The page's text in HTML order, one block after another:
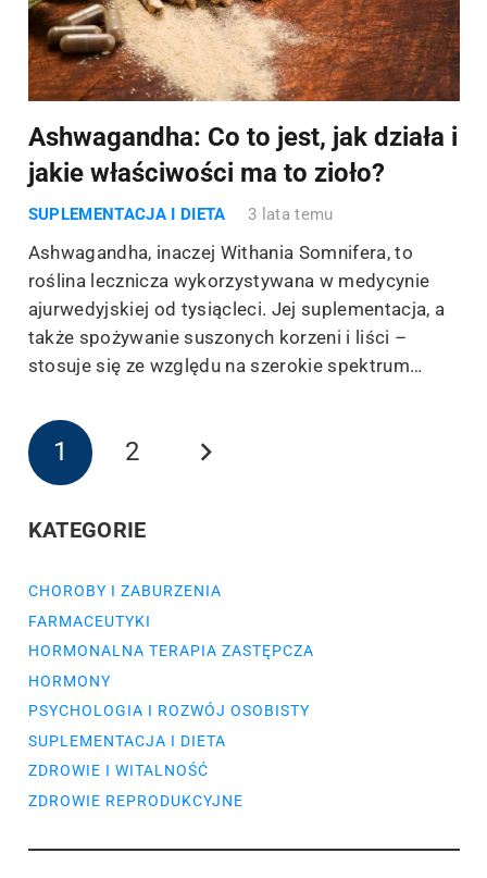
Ashwagandha: Co to jest, jak działa i
jakie właściwości ma to zioło?
SUPLEMENTACJA I DIETA 3 lata temu
Ashwagandha, inaczej Withania Somnifera, to
roślina lecznicza wykorzystywana w medycynie
ajurwedyjskiej od tysiącleci. Jej suplementacja, a
także spożywanie suszonych korzeni i liści –
stosuje się ze względu na szerokie spektrum…
1 2
KATEGORIE
CHOROBY I ZABURZENIA
FARMACEUTYKI
HORMONALNA TERAPIA ZASTĘPCZA
HORMONY
PSYCHOLOGIA I ROZWÓJ OSOBISTY
SUPLEMENTACJA I DIETA
ZDROWIE I WITALNOŚĆ
ZDROWIE REPRODUKCYJNE